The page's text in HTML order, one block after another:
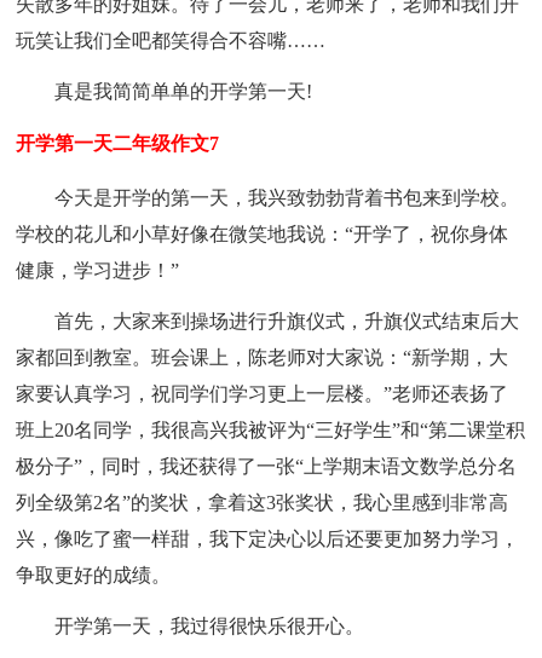
失散多年的好姐妹。待了一会儿，老师来了，老师和我们开
玩笑让我们全吧都笑得合不容嘴……
真是我简简单单的开学第一天!
开学第一天二年级作文7
今天是开学的第一天，我兴致勃勃背着书包来到学校。
学校的花儿和小草好像在微笑地我说：“开学了，祝你身体
健康，学习进步！”
首先，大家来到操场进行升旗仪式，升旗仪式结束后大
家都回到教室。班会课上，陈老师对大家说：“新学期，大
家要认真学习，祝同学们学习更上一层楼。”老师还表扬了
班上20名同学，我很高兴我被评为“三好学生”和“第二课堂积
极分子”，同时，我还获得了一张“上学期末语文数学总分名
列全级第2名”的奖状，拿着这3张奖状，我心里感到非常高
兴，像吃了蜜一样甜，我下定决心以后还要更加努力学习，
争取更好的成绩。
开学第一天，我过得很快乐很开心。